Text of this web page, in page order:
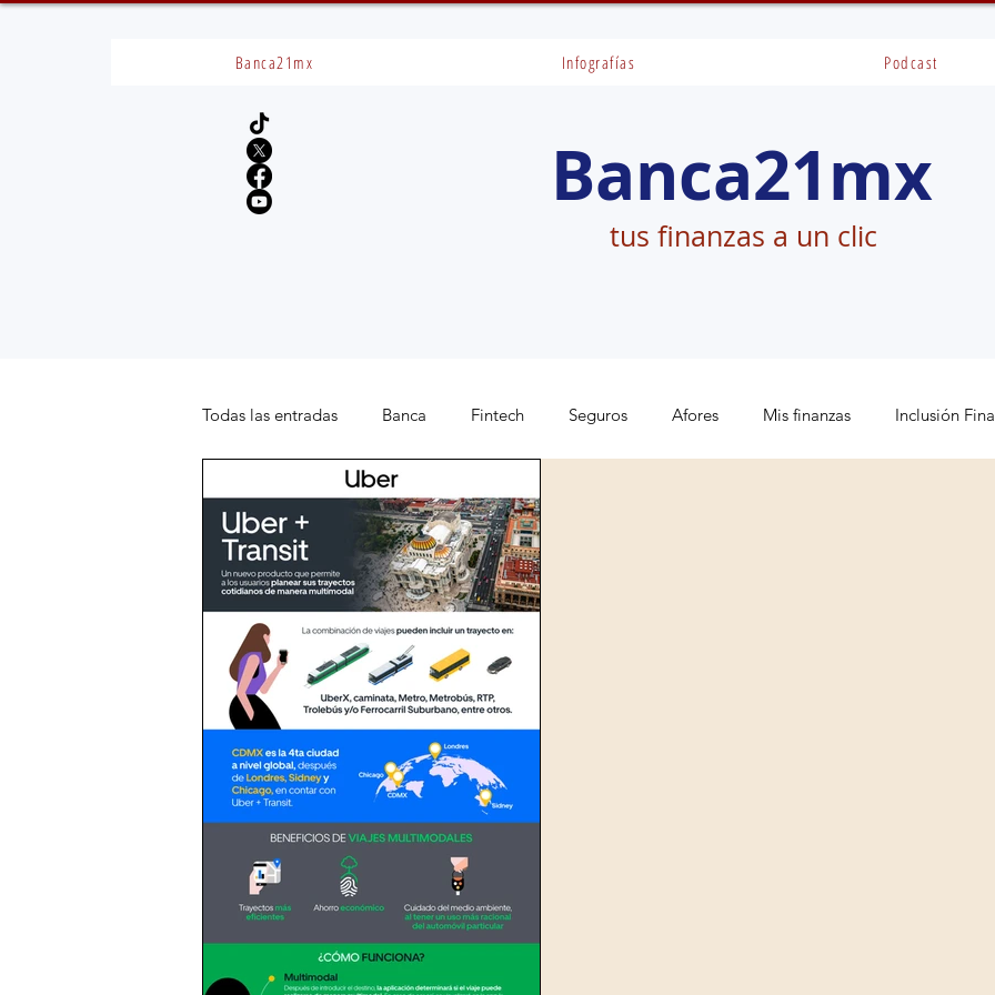
Banca21mx Infografías Podcast
Banca21mx
tus finanzas a un clic
Todas las entradas Banca Fintech Seguros Afores Mis finanzas Inclusión
e-commerce Viajes Beer21
Creación colaborativa